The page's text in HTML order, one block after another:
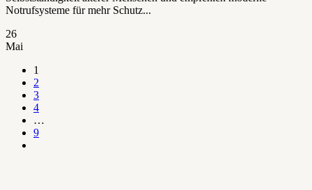
Notrufsysteme für mehr Schutz...
26
Mai
1
2
3
4
…
9